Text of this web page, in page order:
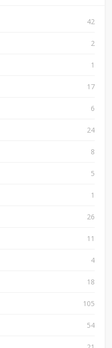
42
2
1
17
6
24
8
5
1
26
11
4
18
105
54